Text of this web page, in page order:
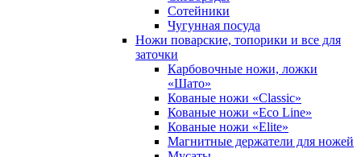
Сотейники
Чугунная посуда
Ножи поварские, топорики и все для
заточки
Карбовочные ножи, ложки
«Шато»
Кованые ножи «Classic»
Кованые ножи «Eco Line»
Кованые ножи «Elite»
Магнитные держатели для ножей